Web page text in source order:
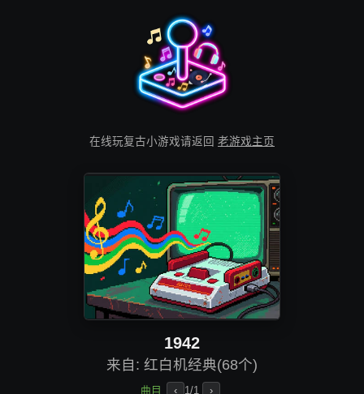
在线玩复古小游戏请返回 老游戏主页
1942
来自: 红白机经典(68个)
曲目 ‹ 1/1 ›